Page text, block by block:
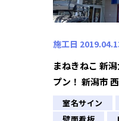
施工日
まねきねこ 新
プン！ 新潟市
室名サイン